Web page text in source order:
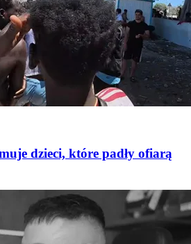
dzieci, które padły ofiarą